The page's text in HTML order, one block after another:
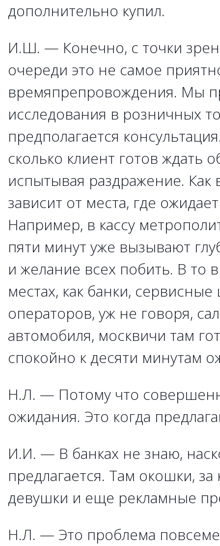
дополнительно купил.
И.Ш. — Конечно, с точки
очереди это не самое
времяпрепровождения. Мы
исследования в розничных
предполагается
сколько клиент готов ждать
испытывая раздражение.
зависит от места, где
Например, в кассу
пяти минут уже вызывают
и желание всех побить. В то
местах, как банки,
операторов, уж не говоря,
автомобиля, москвичи там
спокойно к десяти минутам
Н.Л. — Потому что
ожидания. Это когда
И.И. — В банках не знаю,
предлагается. Там окошки,
девушки и еще рекламные
Н.Л. — Это проблема